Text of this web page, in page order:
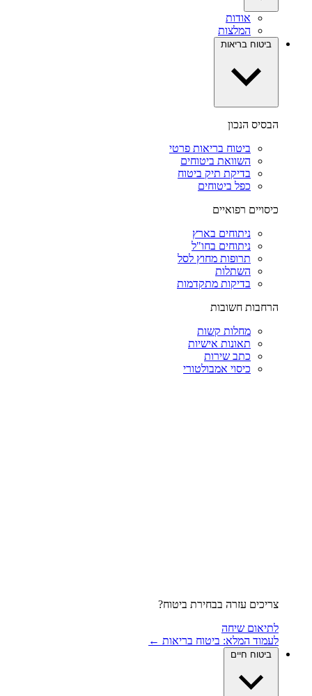
אודות
המלצות
ביטוח בריאות
הבסיס הנכון
ביטוח בריאות פרטי
השוואת ביטוחים
בדיקת תיק ביטוח
כפל ביטוחים
כיסויים רפואיים
ניתוחים בארץ
ניתוחים בחו"ל
תרופות מחוץ לסל
השתלות
בדיקות מתקדמות
הרחבות חשובות
מחלות קשות
תאונות אישיות
כתב שירות
כיסוי אמבולטורי
צריכים עזרה בבחירת ביטוח?
לתיאום שיחה
לעמוד המלא: ביטוח בריאות ←
ביטוח חיים